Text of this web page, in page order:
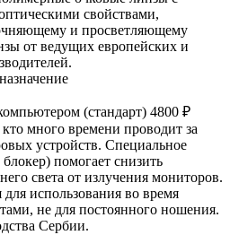
свойствами,
и просветляющему
от ведущих европейских и
(стандарт) 4800 ₽
много времени проводит за
устройств. Специальное
помогает снизить
света от излучения мониторов.
использования во время
не для постоянного ношения.
Сербии.